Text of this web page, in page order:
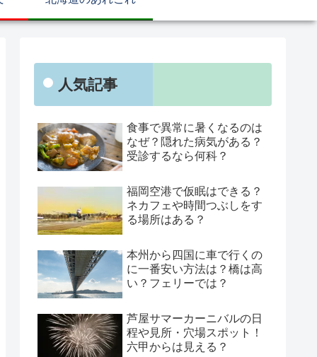
人気記事
食事で異常に暑くなるのは
なぜ？隠れた病気がある？
受診するなら何科？
福岡空港で仮眠はできる？
ネカフェや時間つぶしをす
る場所はある？
本州から四国に車で行くの
に一番安い方法は？橋は高
い？フェリーでは？
芦屋サマーカーニバルの日
程や見所・穴場スポット！
六甲からは見える？